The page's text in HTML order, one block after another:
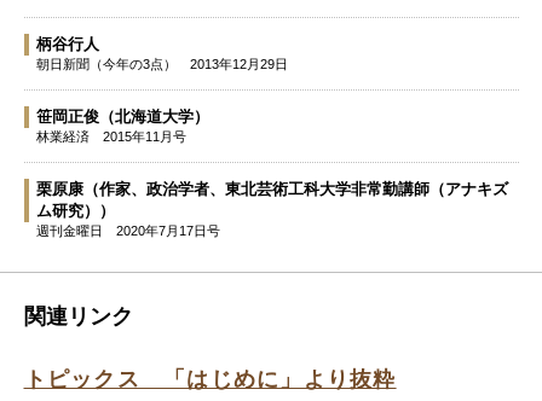
柄谷行人
朝日新聞（今年の3点） 2013年12月29日
笹岡正俊（北海道大学）
林業経済 2015年11月号
栗原康（作家、政治学者、東北芸術工科大学非常勤講師（アナキズ
ム研究））
週刊金曜日 2020年7月17日号
関連リンク
トピックス 「はじめに」より抜粋